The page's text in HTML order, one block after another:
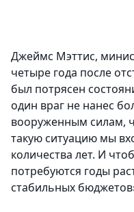
Джеймс Мэттис,
четыре года после
был потрясен
один враг не нанес
вооруженным силам,
такую ситуацию мы
количества лет. И
потребуются годы
стабильных